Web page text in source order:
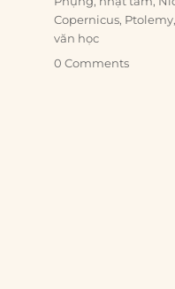
Copernicus, Ptolemy
văn học
0 Comments